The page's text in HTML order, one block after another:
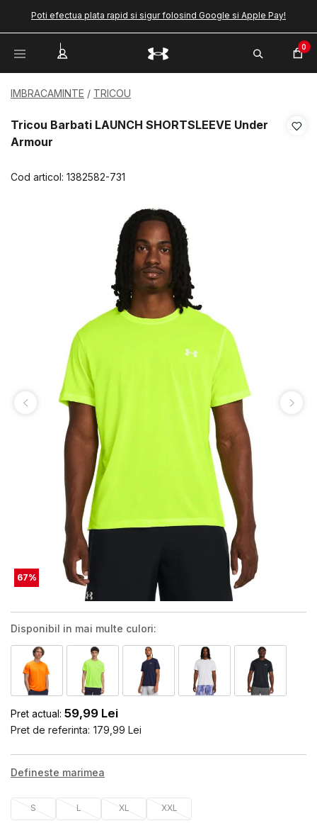
Poti efectua plata rapid si sigur folosind Google si Apple Pay!
0
IMBRACAMINTE TRICOU
Tricou Barbati LAUNCH SHORTSLEEVE Under
Armour
Cod articol: 1382582-731
67%
Disponibil in mai multe culori:
Pret actual: 59,99 Lei
Pret de referinta: 179,99 Lei
Defineste marimea
S L XL XXL